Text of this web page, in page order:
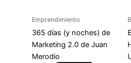
Emprendimiento
365 días (y noches) de
Marketing 2.0 de Juan
Merodio